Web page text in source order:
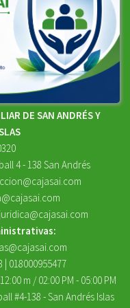
DE SAN ANDRÉS Y
4 - 138 San Andrés
juridica@cajasai.com
| 018000955477
m / 02:00 PM - 05:00 PM
#4-138 - San Andrés Islas